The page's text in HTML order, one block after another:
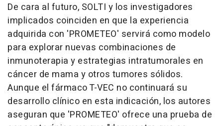
De cara al futuro, SOLTI y los investigadores
implicados coinciden en que la experiencia
adquirida con 'PROMETEO' servirá como modelo
para explorar nuevas combinaciones de
inmunoterapia y estrategias intratumorales en
cáncer de mama y otros tumores sólidos.
Aunque el fármaco T-VEC no continuará su
desarrollo clínico en esta indicación, los autores
aseguran que 'PROMETEO' ofrece una prueba de